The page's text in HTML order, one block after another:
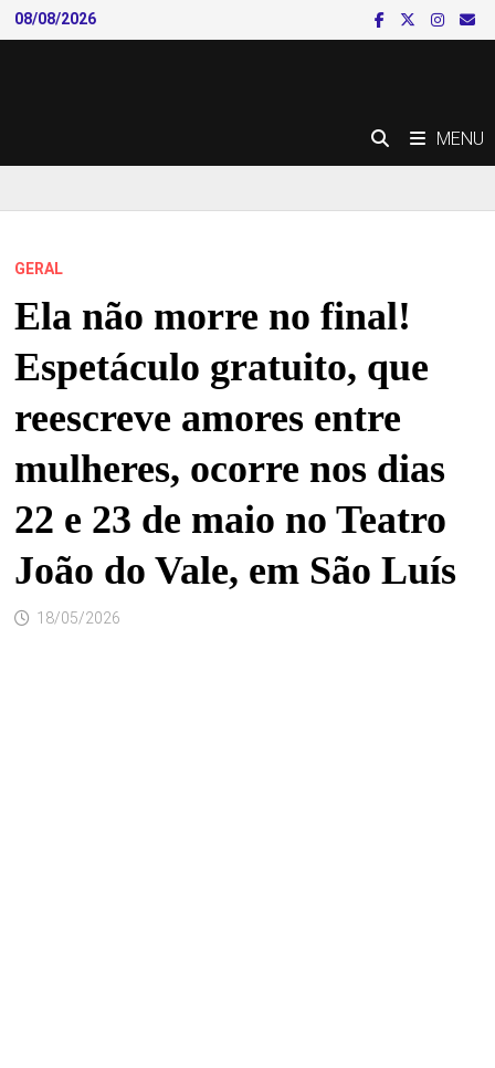
Skip
to
08/08/2026
MENU
GERAL
Ela não morre no final!
Espetáculo gratuito, que
reescreve amores entre
mulheres, ocorre nos dias
22 e 23 de maio no Teatro
João do Vale, em São Luís
18/05/2026